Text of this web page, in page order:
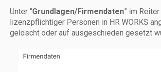
Unter “Grundlagen/Firmendaten” im Reiter
lizenzpflichtiger Personen in HR WORKS
gelöscht oder auf ausgeschieden gesetzt